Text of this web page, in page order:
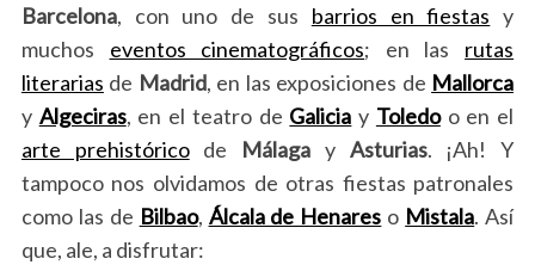
Barcelona, con uno de sus barrios en fiestas y
muchos eventos cinematográficos; en las rutas
literarias de Madrid, en las exposiciones de Mallorca
y Algeciras, en el teatro de Galicia y Toledoo en el
arte prehistóricode Málaga y Asturias. ¡Ah! Y
tampoco nos olvidamos de otras fiestas patronales
como las de Bilbao, Álcala de Henares o Mistala. Así
que, ale, a disfrutar: